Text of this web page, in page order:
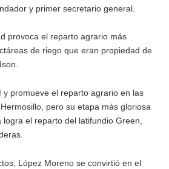
y primer secretario general.
provoca el reparto agrario más
de riego que eran propiedad de
y promueve el reparto agrario en las
pero su etapa más gloriosa
el reparto del latifundio Green,
López Moreno se convirtió en el